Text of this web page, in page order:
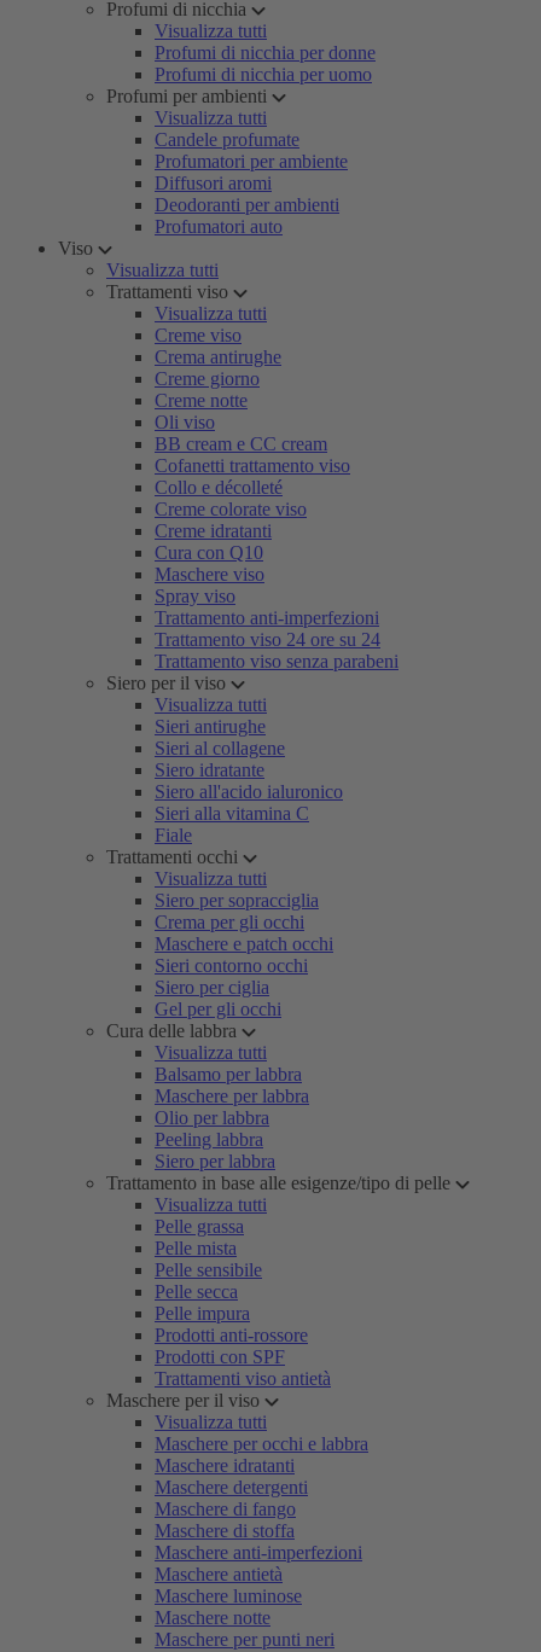
Profumi di nicchia
Visualizza tutti
Profumi di nicchia per donne
Profumi di nicchia per uomo
Profumi per ambienti
Visualizza tutti
Candele profumate
Profumatori per ambiente
Diffusori aromi
Deodoranti per ambienti
Profumatori auto
Viso
Visualizza tutti
Trattamenti viso
Visualizza tutti
Creme viso
Crema antirughe
Creme giorno
Creme notte
Oli viso
BB cream e CC cream
Cofanetti trattamento viso
Collo e décolleté
Creme colorate viso
Creme idratanti
Cura con Q10
Maschere viso
Spray viso
Trattamento anti-imperfezioni
Trattamento viso 24 ore su 24
Trattamento viso senza parabeni
Siero per il viso
Visualizza tutti
Sieri antirughe
Sieri al collagene
Siero idratante
Siero all'acido ialuronico
Sieri alla vitamina C
Fiale
Trattamenti occhi
Visualizza tutti
Siero per sopracciglia
Crema per gli occhi
Maschere e patch occhi
Sieri contorno occhi
Siero per ciglia
Gel per gli occhi
Cura delle labbra
Visualizza tutti
Balsamo per labbra
Maschere per labbra
Olio per labbra
Peeling labbra
Siero per labbra
Trattamento in base alle esigenze/tipo di pelle
Visualizza tutti
Pelle grassa
Pelle mista
Pelle sensibile
Pelle secca
Pelle impura
Prodotti anti-rossore
Prodotti con SPF
Trattamenti viso antietà
Maschere per il viso
Visualizza tutti
Maschere per occhi e labbra
Maschere idratanti
Maschere detergenti
Maschere di fango
Maschere di stoffa
Maschere anti-imperfezioni
Maschere antietà
Maschere luminose
Maschere notte
Maschere per punti neri